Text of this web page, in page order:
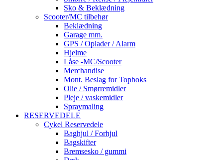
Sko & Beklædning
Scooter/MC tilbehør
Beklædning
Garage mm.
GPS / Oplader / Alarm
Hjelme
Låse -MC/Scooter
Merchandise
Mont. Beslag for Topboks
Olie / Smørremidler
Pleje / vaskemidler
Spraymaling
RESERVEDELE
Cykel Reservedele
Baghjul / Forhjul
Bagskifter
Bremsesko / gummi